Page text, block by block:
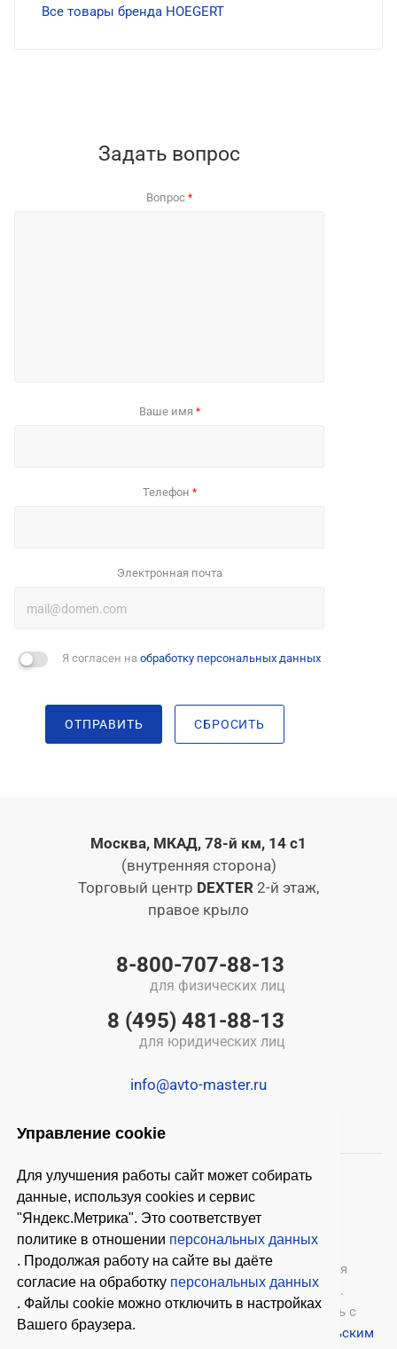
Управление cookie
Для улучшения работы сайт может собирать
данные, используя cookies и сервис
"Яндекс.Метрика". Это соответствует
политике в отношении персональных данных
. Продолжая работу на сайте вы даёте
согласие на обработку персональных данных
. Файлы cookie можно отключить в настройках
Вашего браузера.
Все товары бренда HOEGERT
Задать вопрос
Вопрос *
Ваше имя *
Телефон *
Электронная почта
Я согласен на обработку персональных данных
ОТПРАВИТЬ СБРОСИТЬ
Москва, МКАД, 78-й км, 14 с1
(внутренняя сторона)
Торговый центр DEXTER 2-й этаж,
правое крыло
8-800-707-88-13
для физических лиц
8 (495) 481-88-13
для юридических лиц
info@avto-master.ru
© 2026 ООО «Автомастер» — оборудование для
автосервиса, шиномонтажное оборудование.
Оставляя заявки на нашем сайте, ознакомьтесь с
Политикой конфиденциальности
Пользовательским